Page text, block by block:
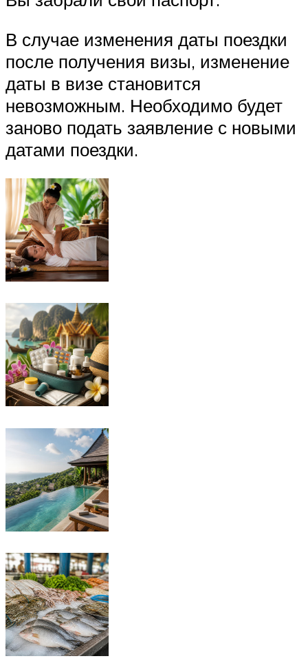
В случае изменения даты поездки
после получения визы, изменение
даты в визе становится
невозможным. Необходимо будет
заново подать заявление с новыми
датами поездки.